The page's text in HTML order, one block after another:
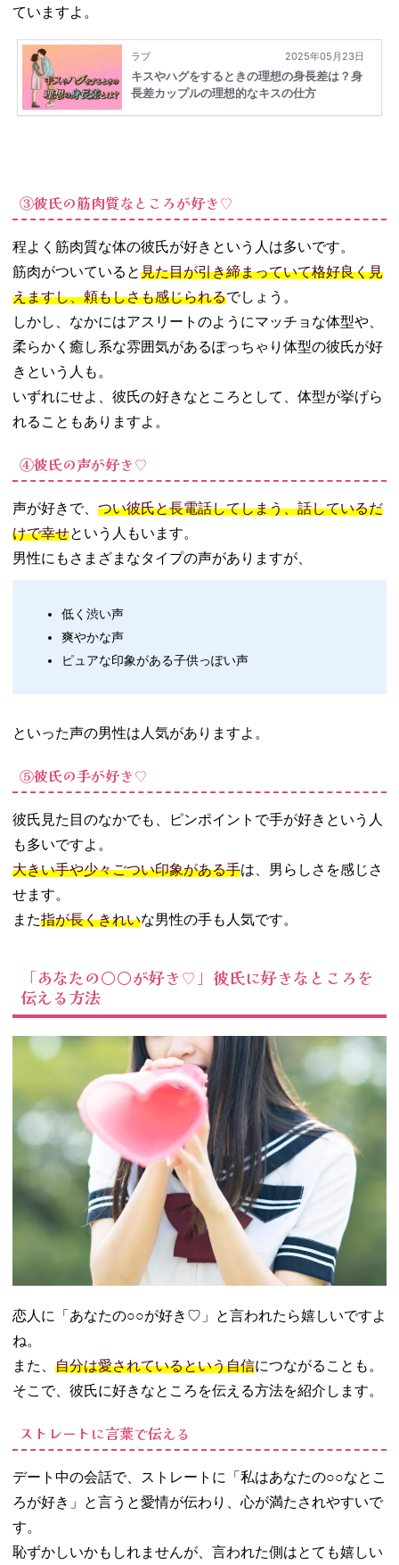
ていますよ。
③彼氏の筋肉質なところが好き♡
程よく筋肉質な体の彼氏が好きという人は多いです。
筋肉がついていると見た目が引き締まっていて格好良く見
えますし、頼もしさも感じられるでしょう。
しかし、なかにはアスリートのようにマッチョな体型や、
柔らかく癒し系な雰囲気があるぽっちゃり体型の彼氏が好
きという人も。
いずれにせよ、彼氏の好きなところとして、体型が挙げら
れることもありますよ。
④彼氏の声が好き♡
声が好きで、 つい彼氏と長電話してしまう、話しているだ
けで幸せという人もいます。
男性にもさまざまなタイプの声がありますが、
低く渋い声
爽やかな声
ピュアな印象がある子供っぽい声
といった声の男性は人気がありますよ。
⑤彼氏の手が好き♡
彼氏見た目のなかでも、ピンポイントで手が好きという人
も多いですよ。
大きい手や少々ごつい印象がある手は、男らしさを感じさ
せます。
また指が長くきれいな男性の手も人気です。
「あなたの○○が好き♡」彼氏に好きなところを
伝える方法
恋人に「あなたの○○が好き♡」と言われたら嬉しいですよ
ね。
また、 自分は愛されているという自信につながることも。
そこで、彼氏に好きなところを伝える方法を紹介します。
ストレートに言葉で伝える
デート中の会話で、ストレートに「私はあなたの○○なとこ
ろが好き」と言うと愛情が伝わり、心が満たされやすいで
す。
恥ずかしいかもしれませんが、言われた側はとても嬉しい